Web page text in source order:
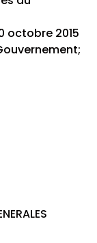
octobre 2015